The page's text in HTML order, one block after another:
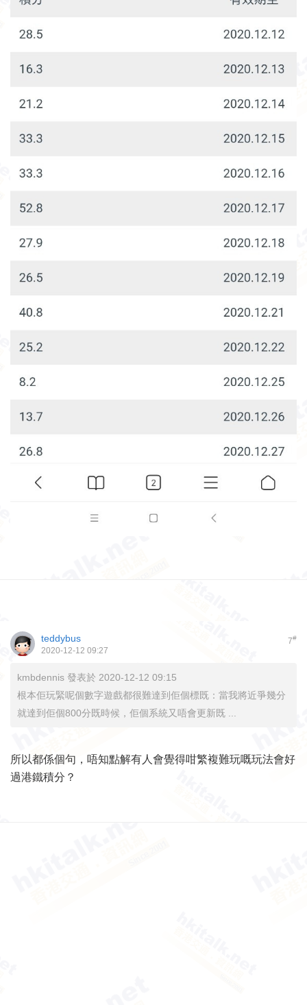
7#
teddybus
2020-12-12 09:27
kmbdennis 發表於 2020-12-12 09:15
根本佢玩緊呢個數字遊戲都很難達到佢個標既：當我將近爭幾分
就達到佢個800分既時候，佢個系統又唔會更新既 ...
所以都係個句，唔知點解有人會覺得咁繁複難玩嘅玩法會好
過港鐵積分？